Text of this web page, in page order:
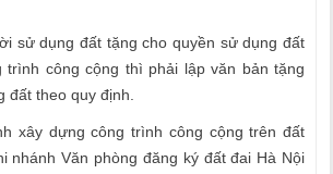
sử dụng đất tặng cho quyền sử dụng đất
trình công cộng thì phải lập văn bản tặng
đất theo quy định.
xây dựng công trình công cộng trên đất
nhánh Văn phòng đăng ký đất đai Hà Nội